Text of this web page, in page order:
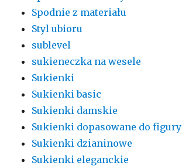
Spodnie z materiału
Styl ubioru
sublevel
sukieneczka na wesele
Sukienki
Sukienki basic
Sukienki damskie
Sukienki dopasowane do figury
Sukienki dzianinowe
Sukienki eleganckie